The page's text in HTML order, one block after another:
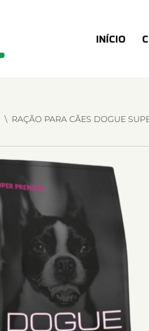
INÍCIO
\ RAÇÃO PARA CÃES DOGUE